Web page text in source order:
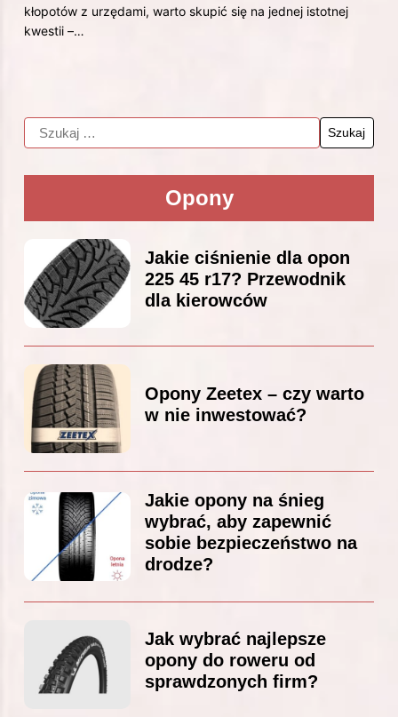
kłopotów z urzędami, warto skupić się na jednej istotnej
kwestii –…
Opony
Jakie ciśnienie dla opon
225 45 r17? Przewodnik
dla kierowców
Opony Zeetex – czy warto
w nie inwestować?
Jakie opony na śnieg
wybrać, aby zapewnić
sobie bezpieczeństwo na
drodze?
Jak wybrać najlepsze
opony do roweru od
sprawdzonych firm?